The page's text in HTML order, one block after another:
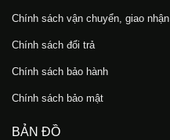
Chính sách vận chuyển, giao nhận
Chính sách đổi trả
Chính sách bảo hành
Chính sách bảo mật
BẢN ĐỒ